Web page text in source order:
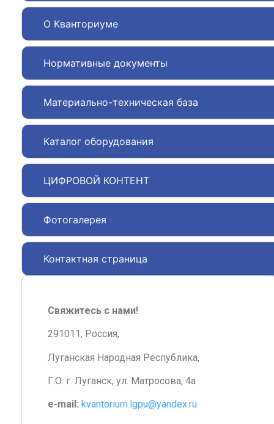
О Кванториуме
Нормативные документы
Материально-техническая база
Каталог оборудования
ЦИФРОВОЙ КОНТЕНТ
Фотогалерея
Контактная страница
Свяжитесь с нами!
291011, Россия,
Луганская Народная Республика,
Г.О. г. Луганск, ул. Матросова, 4а
e-mail: kvantorium.lgpu@yandex.ru